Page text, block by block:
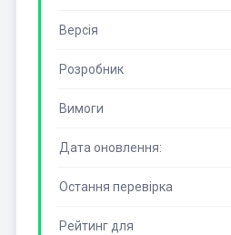
Версія
Розробник
Вимоги
Дата оновлення:
Остання перевірка
Рейтинг для